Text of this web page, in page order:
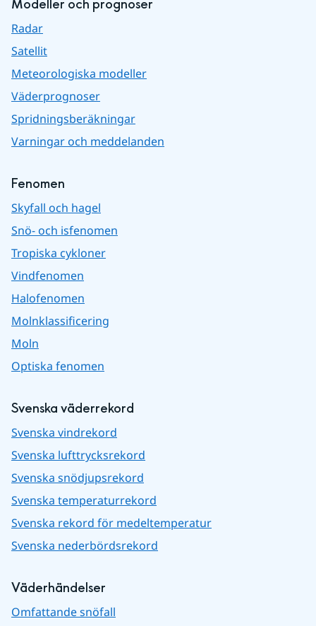
Modeller och prognoser
Radar
Satellit
Meteorologiska modeller
Väderprognoser
Spridningsberäkningar
Varningar och meddelanden
Fenomen
Skyfall och hagel
Snö- och isfenomen
Tropiska cykloner
Vindfenomen
Halofenomen
Molnklassificering
Moln
Optiska fenomen
Svenska väderrekord
Svenska vindrekord
Svenska lufttrycksrekord
Svenska snödjupsrekord
Svenska temperaturrekord
Svenska rekord för medeltemperatur
Svenska nederbördsrekord
Väderhändelser
Omfattande snöfall